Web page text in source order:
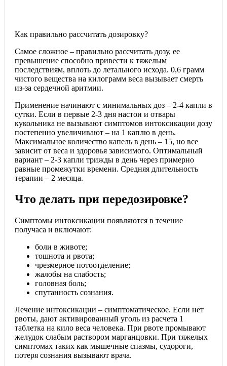
Как правильно рассчитать дозировку?
Самое сложное – правильно рассчитать дозу, ее
превышение способно привести к тяжелым
последствиям, вплоть до летального исхода. 0,6 грамм
чистого вещества на килограмм веса вызывает смерть
из-за сердечной аритмии.
Применение начинают с минимальных доз – 2-4 капли в
сутки. Если в первые 2-3 дня настои и отвары
кукольника не вызывают симптомов интоксикации дозу
постепенно увеличивают – на 1 каплю в день.
Максимальное количество капель в день – 15, но все
зависит от веса и здоровья зависимого. Оптимальный
вариант – 2-3 капли трижды в день через примерно
равные промежутки времени. Средняя длительность
терапии – 2 месяца.
Что делать при передозировке?
Симптомы интоксикации появляются в течение
получаса и включают:
боли в животе;
тошнота и рвота;
чрезмерное потоотделение;
жалобы на слабость;
головная боль;
спутанность сознания.
Лечение интоксикации – симптоматическое. Если нет
рвоты, дают активированный уголь из расчета 1
таблетка на кило веса человека. При рвоте промывают
желудок слабым раствором марганцовки. При тяжелых
симптомах таких как мышечные спазмы, судороги,
потеря сознания вызывают врача.